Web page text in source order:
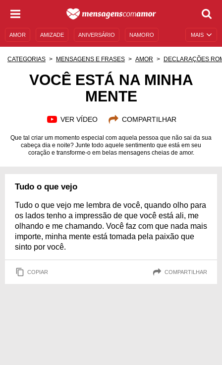
MAIS
AMOR AMIZADE ANIVERSÁRIO NAMORO
UNIVERSO FEMININO AUTOAJUDA
MENSAGENS DE ANIVERSÁRIO
CATEGORIAS MENSAGENS E FRASES AMOR DECLARAÇÕES
VOCÊ ESTÁ NA MINHA
MENTE
VER VÍDEO COMPARTILHAR
Que tal criar um momento especial com aquela pessoa que não sai da sua
cabeça dia e noite? Junte todo aquele sentimento que está em seu
coração e transforme-o em belas mensagens cheias de amor.
Tudo o que vejo
Tudo o que vejo me lembra de você, quando olho para
os lados tenho a impressão de que você está ali, me
olhando e me chamando. Você faz com que nada mais
importe, minha mente está tomada pela paixão que
sinto por você.
COPIAR COMPARTILHAR